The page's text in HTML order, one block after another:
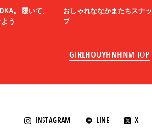
。 履いて、
う
おしゃれななかまたちスナッ
プ
GIRLHOUYHNHNM TOP
INSTAGRAM LINE X